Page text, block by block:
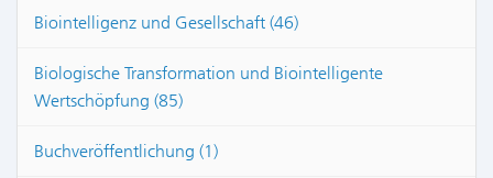
Biointelligenz und Gesellschaft (46)
Biologische Transformation und Biointelligente
Wertschöpfung (85)
Buchveröffentlichung (1)